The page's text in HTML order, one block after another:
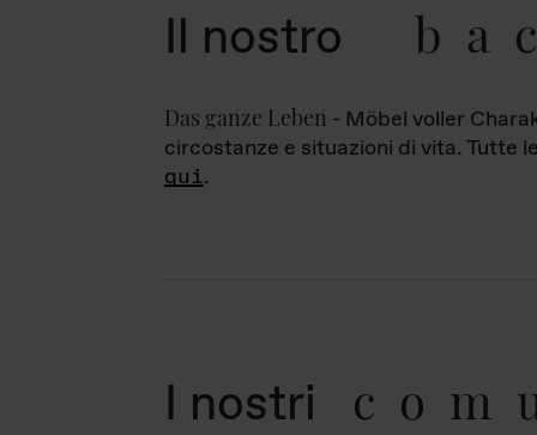
Il nostro
Das ganze Leben - Möbel voller
circostanze e situazioni di vita. Tutte
qui.
I nostri